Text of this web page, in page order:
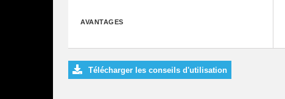
AVANTAGES
Télécharger les conseils d'utilisation